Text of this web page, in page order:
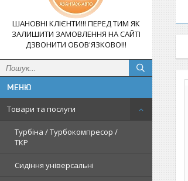
ШАНОВНІ КЛІЄНТИ!!! ПЕРЕД ТИМ ЯК
ЗАЛИШИТИ ЗАМОВЛЕННЯ НА САЙТІ
ДЗВОНИТИ ОБОВ'ЯЗКОВО!!!
Товари та послуги
Турбіна / Турбокомпресор /
ТКР
Сидіння універсальні